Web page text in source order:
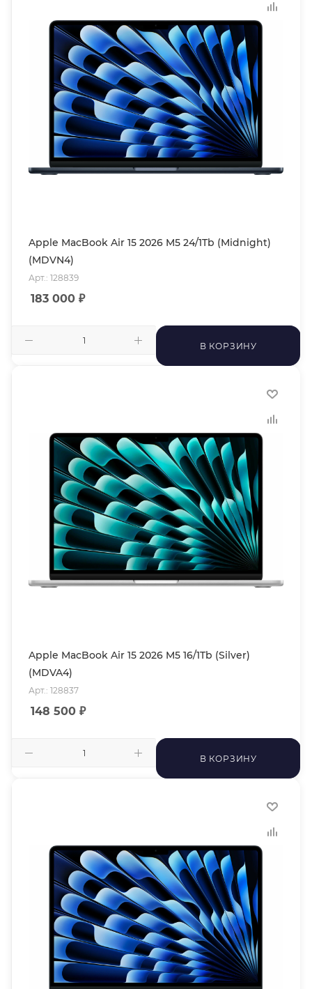
Apple MacBook Air 15 2026 M5 24/1Tb (Midnight)
(MDVN4)
Арт.: 128839
183 000 ₽
В КОРЗИНУ
Apple MacBook Air 15 2026 M5 16/1Tb (Silver)
(MDVA4)
Арт.: 128837
148 500 ₽
В КОРЗИНУ